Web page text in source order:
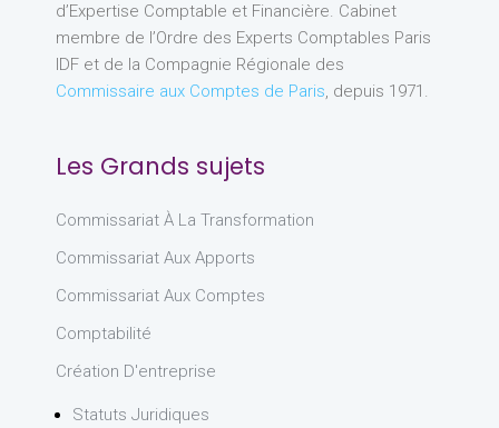
d’Expertise Comptable et Financière. Cabinet
membre de l’Ordre des Experts Comptables Paris
IDF et de la Compagnie Régionale des
Commissaire aux Comptes de Paris, depuis 1971.
Les Grands sujets
Commissariat À La Transformation
Commissariat Aux Apports
Commissariat Aux Comptes
Comptabilité
Création D'entreprise
Statuts Juridiques